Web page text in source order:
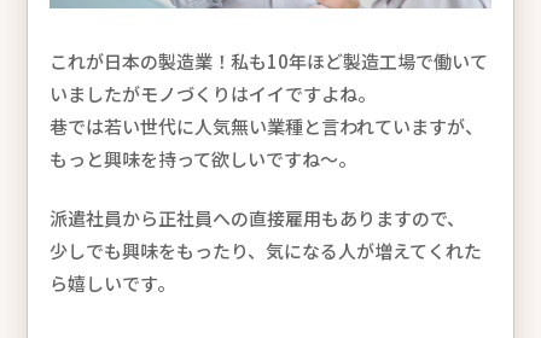
これが日本の製造業！私も10年ほど製造工場で働いて
いましたがモノづくりはイイですよね。
巷では若い世代に人気無い業種と言われていますが、
もっと興味を持って欲しいですね～。
派遣社員から正社員への直接雇用もありますので、
少しでも興味をもったり、気になる人が増えてくれた
ら嬉しいです。